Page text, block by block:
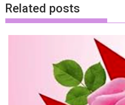
Related posts